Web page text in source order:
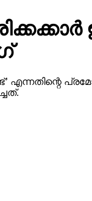
എന്നതിന്റെ